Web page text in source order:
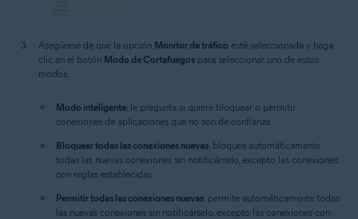
Asegúrese de que la opción Monitor de tráfico esté seleccionada y haga
clic en el botón Modo de Cortafuegos para seleccionar uno de estos
modos:
Modo inteligente: le pregunta si quiere bloquear o permitir
conexiones de aplicaciones que no son de confianza.
Bloquear todas las conexiones nuevas: bloquea automáticamente
todas las nuevas conexiones sin notificárselo, excepto las conexiones
con reglas establecidas.
Permitir todas las conexiones nuevas: permite automáticamente todas
las nuevas conexiones sin notificárselo, excepto las conexiones con